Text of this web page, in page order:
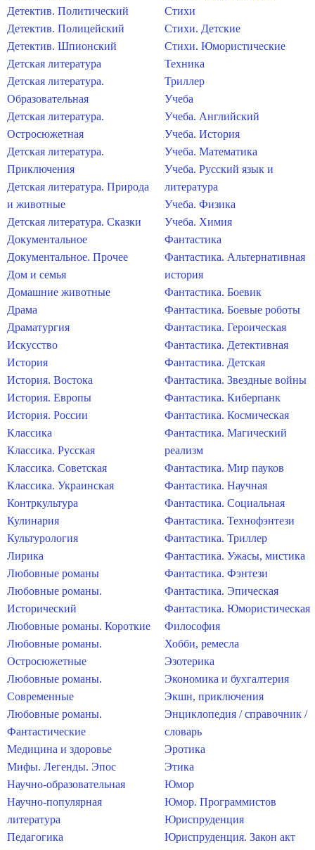
Детектив. Политический
Детектив. Полицейский
Детектив. Шпионский
Детская литература
Детская литература.
Образовательная
Детская литература.
Остросюжетная
Детская литература.
Приключения
Детская литература. Природа
и животные
Детская литература. Сказки
Документальное
Документальное. Прочее
Дом и семья
Домашние животные
Драма
Драматургия
Искусство
История
История. Востока
История. Европы
История. России
Классика
Классика. Русская
Классика. Советская
Классика. Украинская
Контркультура
Кулинария
Культурология
Лирика
Любовные романы
Любовные романы.
Исторический
Любовные романы. Короткие
Любовные романы.
Остросюжетные
Любовные романы.
Современные
Любовные романы.
Фантастические
Медицина и здоровье
Мифы. Легенды. Эпос
Научно-образовательная
Научно-популярная
литература
Педагогика
Стихи
Стихи. Детские
Стихи. Юмористические
Техника
Триллер
Учеба
Учеба. Английский
Учеба. История
Учеба. Математика
Учеба. Русский язык и
литература
Учеба. Физика
Учеба. Химия
Фантастика
Фантастика. Альтернативная
история
Фантастика. Боевик
Фантастика. Боевые роботы
Фантастика. Героическая
Фантастика. Детективная
Фантастика. Детская
Фантастика. Звездные войны
Фантастика. Киберпанк
Фантастика. Космическая
Фантастика. Магический
реализм
Фантастика. Мир пауков
Фантастика. Научная
Фантастика. Социальная
Фантастика. Технофэнтези
Фантастика. Триллер
Фантастика. Ужасы, мистика
Фантастика. Фэнтези
Фантастика. Эпическая
Фантастика. Юмористическая
Философия
Хобби, ремесла
Эзотерика
Экономика и бухгалтерия
Экшн, приключения
Энциклопедия / справочник /
словарь
Эротика
Этика
Юмор
Юмор. Программистов
Юриспруденция
Юриспруденция. Закон акт